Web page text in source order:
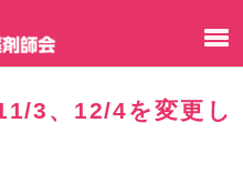
3、12/4を変更し